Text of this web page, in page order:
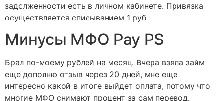
задолженности есть в личном кабинете. Привязка
осуществляется списыванием 1 руб.
Минусы МФО Pay PS
Брал по-моему рублей на месяц. Вчера взяла займ
еще дополню отзыв через 20 дней, мне еще
интересно какой в итоге выйдет оплата, потому что
многие МФО снимают процент за сам перевод.